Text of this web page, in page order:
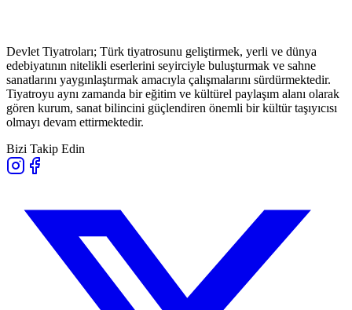
Devlet Tiyatroları; Türk tiyatrosunu geliştirmek, yerli ve dünya
edebiyatının nitelikli eserlerini seyirciyle buluşturmak ve sahne
sanatlarını yaygınlaştırmak amacıyla çalışmalarını sürdürmektedir.
Tiyatroyu aynı zamanda bir eğitim ve kültürel paylaşım alanı olarak
gören kurum, sanat bilincini güçlendiren önemli bir kültür taşıyıcısı
olmayı devam ettirmektedir.
Bizi Takip Edin